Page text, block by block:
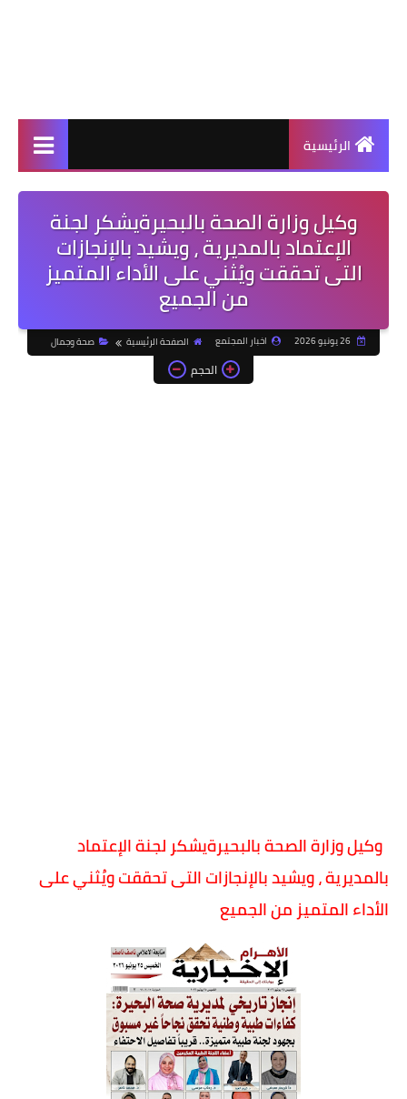
الرئيسية
وكيل وزارة الصحة بالبحيرةيشكر لجنة
الإعتماد بالمديرية ، ويشيد بالإنجازات
التى تحققت ويُثني على الأداء المتميز
من الجميع
اخبار المجتمع الصفحة الرئيسية صحة وجمال
الحجم
وكيل وزارة الصحة بالبحيرةيشكر لجنة الإعتماد
بالمديرية ، ويشيد بالإنجازات التى تحققت ويُثني على
الأداء المتميز من الجميع